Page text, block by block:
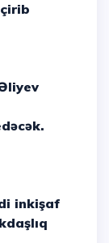
inkişaf